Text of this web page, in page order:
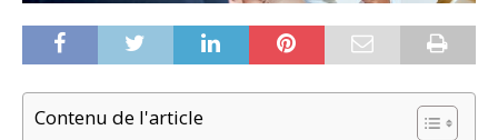
Contenu de l'article